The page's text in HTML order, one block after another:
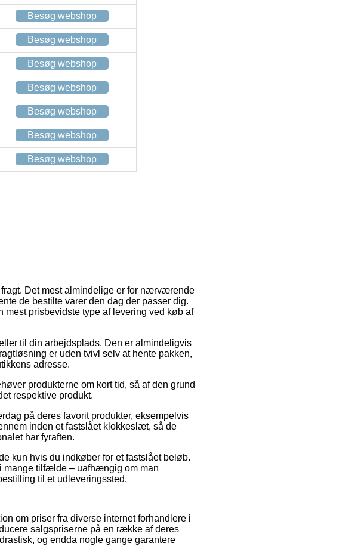
Besøg webshop
Besøg webshop
Besøg webshop
Besøg webshop
Besøg webshop
Besøg webshop
Besøg webshop
Det mest almindelige er for nærværende
de bestilte varer den dag der passer dig.
mest prisbevidste type af levering ved køb af
til din arbejdsplads. Den er almindeligvis
er uden tvivl selv at hente pakken,
adresse.
produkterne om kort tid, så af den grund
respektive produkt.
på deres favorit produkter, eksempelvis
inden et fastslået klokkeslæt, så de
har fyraften.
kun hvis du indkøber for et fastslået beløb.
mange tilfælde – uafhængig om man
til et udleveringssted.
om priser fra diverse internet forhandlere i
salgspriserne på en række af deres
og endda nogle gange garantere